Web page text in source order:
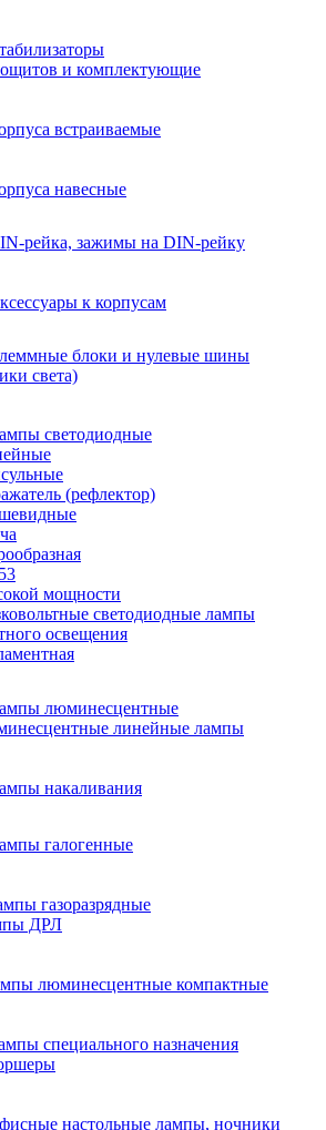
и комплектующие
встраиваемые
навесные
рейка, зажимы на DIN-рейку
к корпусам
блоки и нулевые шины
света)
светодиодные
(рефлектор)
мощности
светодиодные лампы
освещения
люминесцентные
линейные лампы
накаливания
галогенные
газоразрядные
ДРЛ
люминесцентные компактные
специального назначения
настольные лампы, ночники